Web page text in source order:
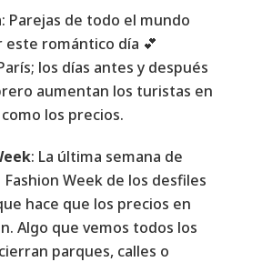
: Parejas de todo el mundo
este romántico día 💕
los días antes y después
aumentan los turistas en
los precios.
: La última semana de
Week de los desfiles
hace que los precios en
Algo que vemos todos los
parques, calles o